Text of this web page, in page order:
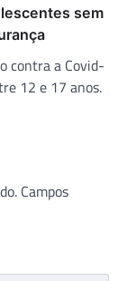
sem
contra a Covid-
12 e 17 anos.
Campos